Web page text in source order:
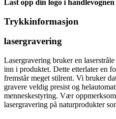
Last opp din logo i
Trykkinformasjon
lasergravering
Lasergravering bruker en
inn i produktet. Dette etterlater en
fremstår meget stilrent. Vi bruker
gravere veldig presist og
menneskestyring. Vær
lasergravering på naturprodukter